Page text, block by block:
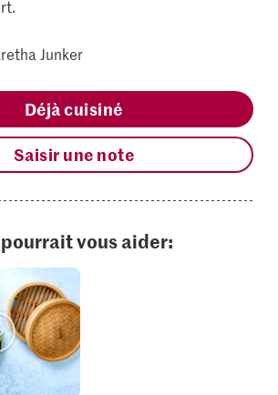
Junker
Déjà cuisiné
Saisir une note
vous aider: